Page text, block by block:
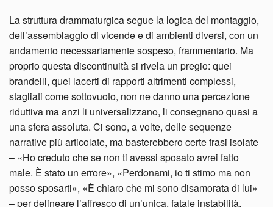
La struttura drammaturgica segue la logica del montaggio,
dell’assemblaggio di vicende e di ambienti diversi, con un
andamento necessariamente sospeso, frammentario. Ma
proprio questa discontinuità si rivela un pregio: quei
brandelli, quei lacerti di rapporti altrimenti complessi,
stagliati come sottovuoto, non ne danno una percezione
riduttiva ma anzi li universalizzano, li consegnano quasi a
una sfera assoluta. Ci sono, a volte, delle sequenze
narrative più articolate, ma basterebbero certe frasi isolate
– «Ho creduto che se non ti avessi sposato avrei fatto
male. È stato un errore», «Perdonami, io ti stimo ma non
posso sposarti», «È chiaro che mi sono disamorata di lui»
– per delineare l’affresco di un’unica, fatale instabilità.